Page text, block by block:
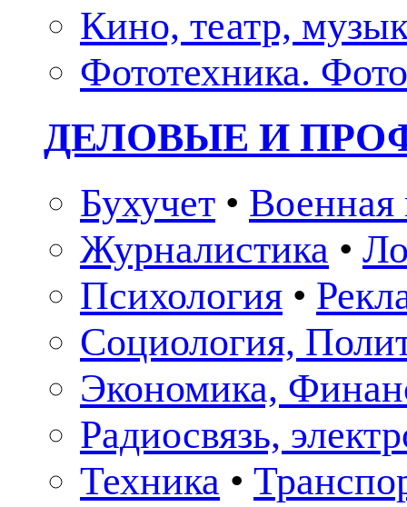
Кино, театр,
Фототехника.
ДЕЛОВЫЕ И
Бухучет • Военная
Журналистика •
Психология •
Социология,
Экономика,
Радиосвязь,
Техника •